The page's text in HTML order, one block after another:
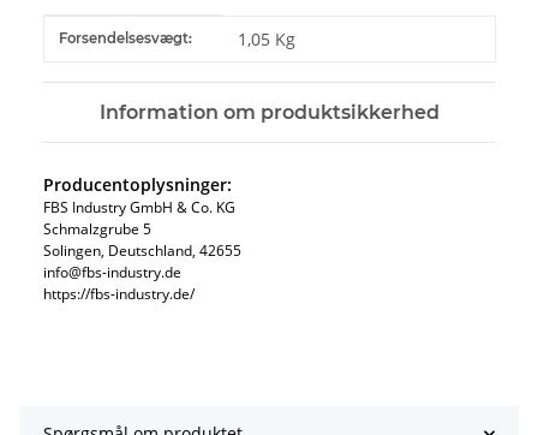
#productDetails.itemInformation#
#productDetails.itemValue#
Forsendelsesvægt: 1,05 Kg
Information om produktsikkerhed
Producentoplysninger:
FBS Industry GmbH & Co. KG
Schmalzgrube 5
Solingen, Deutschland, 42655
info@fbs-industry.de
https://fbs-industry.de/